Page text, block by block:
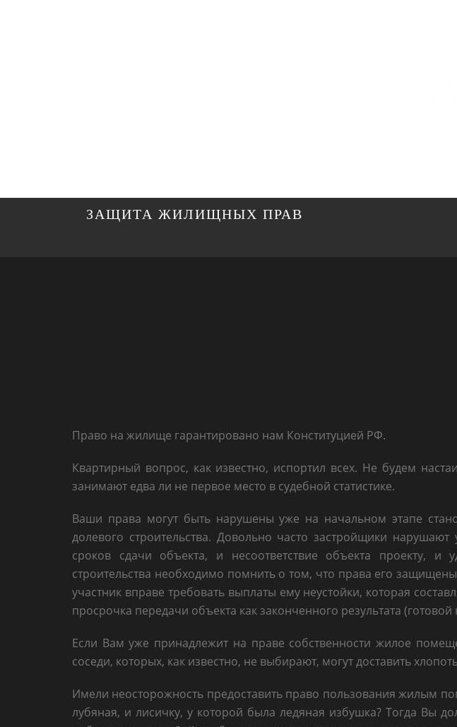
ЗАЩИТА ЖИЛИЩНЫХ ПРАВ
Право на жилище гарантировано нам Конституцией РФ.
Квартирный вопрос, как известно, испортил всех. Не будем
занимают едва ли не первое место в судебной статистике.
Ваши права могут быть нарушены уже на начальном этапе
долевого строительства. Довольно часто застройщики
сроков сдачи объекта, и несоответствие объекта проекту, и
строительства необходимо помнить о том, что права его
участник вправе требовать выплаты ему неустойки, которая
просрочка передачи объекта как законченного результата
Если Вам уже принадлежит на праве собственности жилое
соседи, которых, как известно, не выбирают, могут доставить
Имели неосторожность предоставить право пользования жилым
лубяная, и лисичку, у которой была ледяная избушка? Тогда Вы